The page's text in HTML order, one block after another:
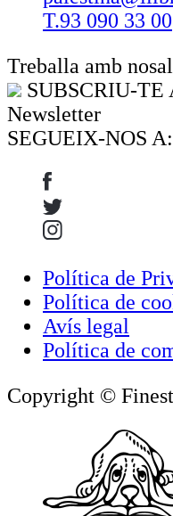
T.93 090 33 00
Treballa amb
SUBSCRIU-TE
Newsletter
SEGUEIX-NOS A:
Política de
Política de
Avís legal
Política de
Copyright ©